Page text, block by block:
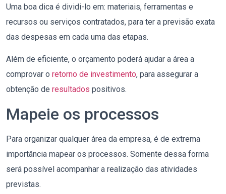
Uma boa dica é dividi-lo em: materiais, ferramentas e
recursos ou serviços contratados, para ter a previsão exata
das despesas em cada uma das etapas.
Além de eficiente, o orçamento poderá ajudar a área a
comprovar o retorno de investimento, para assegurar a
obtenção de resultados positivos.
Mapeie os processos
Para organizar qualquer área da empresa, é de extrema
importância mapear os processos. Somente dessa forma
será possível acompanhar a realização das atividades
previstas.